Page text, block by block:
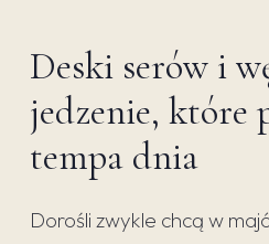
Deski serów i
jedzenie, które
tempa dnia
Dorośli zwykle chcą w